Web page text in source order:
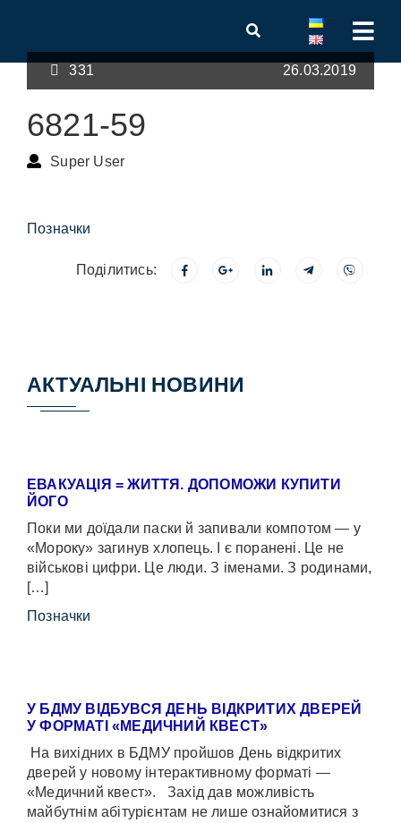
331 26.03.2019
6821-59
Super User
Позначки
Поділитись:
АКТУАЛЬНІ НОВИНИ
ЕВАКУАЦІЯ = ЖИТТЯ. ДОПОМОЖИ КУПИТИ
ЙОГО
Поки ми доїдали паски й запивали компотом — у
«Мороку» загинув хлопець. І є поранені. Це не
військові цифри. Це люди. З іменами. З родинами,
[…]
Позначки
У БДМУ ВІДБУВСЯ ДЕНЬ ВІДКРИТИХ ДВЕРЕЙ
У ФОРМАТІ «МЕДИЧНИЙ КВЕСТ»
На вихідних в БДМУ пройшов День відкритих
дверей у новому інтерактивному форматі —
«Медичний квест». Захід дав можливість
майбутнім абітурієнтам не лише ознайомитися з